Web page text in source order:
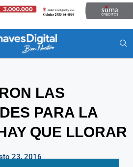
LAS
PARA LA
QUE LLORAR
23, 2016